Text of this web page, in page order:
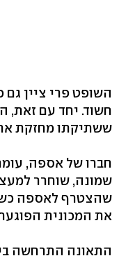
השופט פרי ציין
חשוד. יחד עם זאת,
ששתיקתו מחזקת
חברו של אספה,
שמונה, שוחרר
שהצטרף לאספה
את המכונית
התאונה התרחשה